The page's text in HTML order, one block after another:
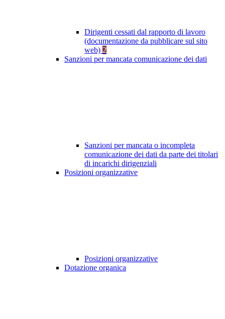
Dirigenti cessati dal rapporto di lavoro
(documentazione da pubblicare sul sito
web) 2
Sanzioni per mancata comunicazione dei dati
Sanzioni per mancata o incompleta
comunicazione dei dati da parte dei titolari
di incarichi dirigenziali
Posizioni organizzative
Posizioni organizzative
Dotazione organica